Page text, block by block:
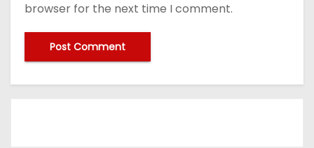
browser for the next time I comment.